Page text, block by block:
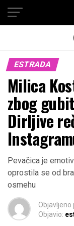
ESTRADA
Milica
zbog
Dirljive
Pevačica je
oprostila se od
osmehu
Objavljeno
Objavio: